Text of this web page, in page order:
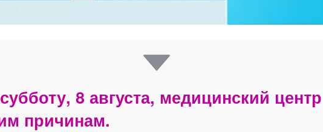
8 августа, медицинский
причинам.